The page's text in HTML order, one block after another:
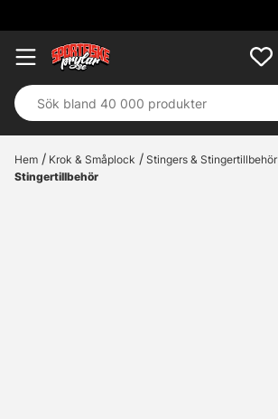
Hem Krok & Småplock
Stingers & Stingertillbehör
Stingertillbehör